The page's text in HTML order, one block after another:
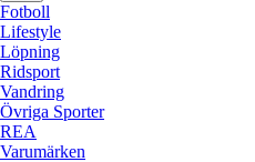
Fotboll
Lifestyle
Löpning
Ridsport
Vandring
Övriga Sporter
REA
Varumärken